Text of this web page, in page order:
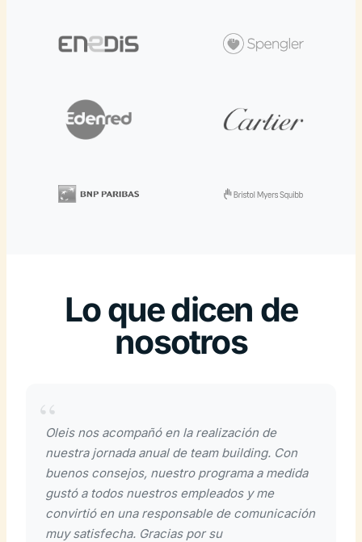
Lo que dicen de
nosotros
Oleis nos acompañó en la realización de
nuestra jornada anual de team building. Con
buenos consejos, nuestro programa a medida
gustó a todos nuestros empleados y me
convirtió en una responsable de comunicación
muy satisfecha. Gracias por su